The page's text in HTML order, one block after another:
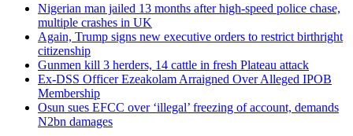
Nigerian man jailed 13 months after high-speed police chase,
multiple crashes in UK
Again, Trump signs new executive orders to restrict birthright
citizenship
Gunmen kill 3 herders, 14 cattle in fresh Plateau attack
Ex-DSS Officer Ezeakolam Arraigned Over Alleged IPOB
Membership
Osun sues EFCC over ‘illegal’ freezing of account, demands
N2bn damages